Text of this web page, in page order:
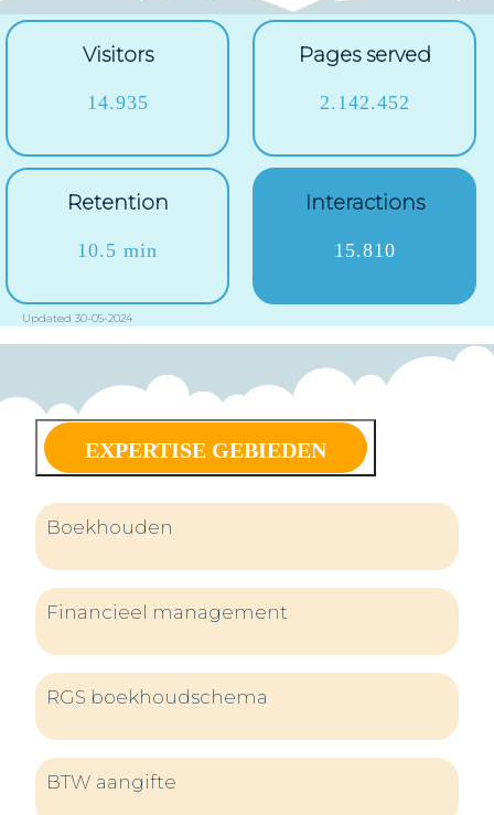
Visitors
14.935
Pages served
2.142.452
Retention
10.5 min
Interactions
15.810
Updated 30-05-2024
EXPERTISE GEBIEDEN
Boekhouden
Financieel management
RGS boekhoudschema
BTW aangifte